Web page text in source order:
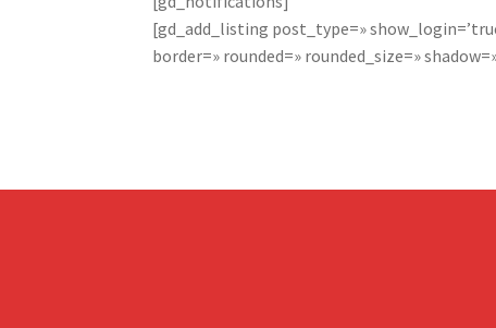
[gd_add_listing post_type=»
border=» rounded=» rounded_size=»